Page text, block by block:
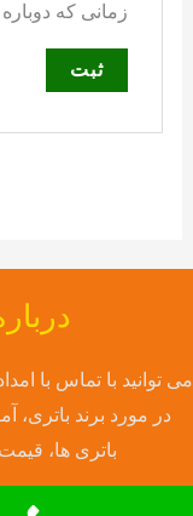
زمانی که
می توانید با تماس با
در مورد برند باتری،
باتری ها،